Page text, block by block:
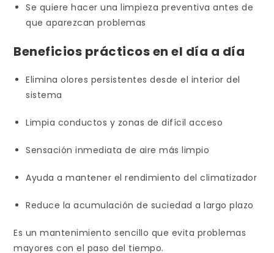
Se quiere hacer una limpieza preventiva antes de
que aparezcan problemas
Beneficios prácticos en el día a día
Elimina olores persistentes desde el interior del
sistema
Limpia conductos y zonas de difícil acceso
Sensación inmediata de aire más limpio
Ayuda a mantener el rendimiento del climatizador
Reduce la acumulación de suciedad a largo plazo
Es un mantenimiento sencillo que evita problemas
mayores con el paso del tiempo.